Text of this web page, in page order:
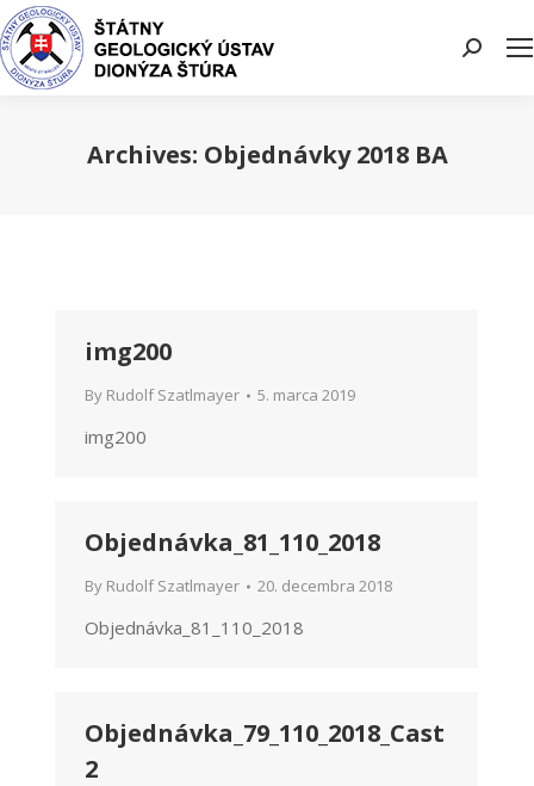
Search:
Archives: Objednávky 2018 BA
img200
By Rudolf Szatlmayer 5. marca 2019
img200
Objednávka_81_110_2018
By Rudolf Szatlmayer 20. decembra 2018
Objednávka_81_110_2018
Objednávka_79_110_2018_Cast
2